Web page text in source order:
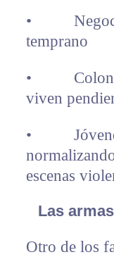
•
temprano
• Colonias
viven
• Jóvenes
escenas
Las
Otro de los